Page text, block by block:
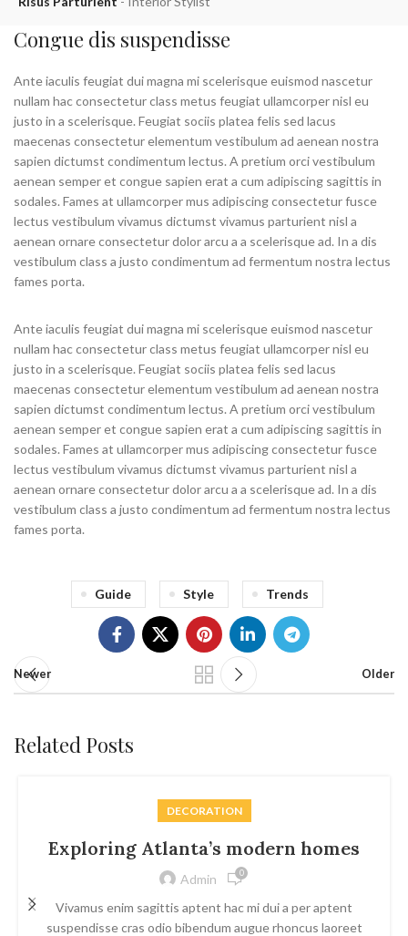
Congue dis suspendisse
Ante iaculis feugiat dui magna mi scelerisque euismod nascetur
nullam hac consectetur class metus feugiat ullamcorper nisl eu
justo in a scelerisque. Feugiat sociis platea felis sed lacus
maecenas consectetur elementum vestibulum ad aenean nostra
sapien dictumst condimentum lectus. A pretium orci vestibulum
aenean semper et congue sapien erat a cum adipiscing sagittis in
sodales. Fames at ullamcorper mus adipiscing consectetur fusce
lectus vestibulum vivamus dictumst vivamus parturient nisl a
aenean ornare consectetur dolor arcu a a scelerisque ad. In a dis
vestibulum class a justo condimentum ad fermentum nostra lectus
fames porta.
Ante iaculis feugiat dui magna mi scelerisque euismod nascetur
nullam hac consectetur class metus feugiat ullamcorper nisl eu
justo in a scelerisque. Feugiat sociis platea felis sed lacus
maecenas consectetur elementum vestibulum ad aenean nostra
sapien dictumst condimentum lectus. A pretium orci vestibulum
aenean semper et congue sapien erat a cum adipiscing sagittis in
sodales. Fames at ullamcorper mus adipiscing consectetur fusce
lectus vestibulum vivamus dictumst vivamus parturient nisl a
aenean ornare consectetur dolor arcu a a scelerisque ad. In a dis
vestibulum class a justo condimentum ad fermentum nostra lectus
fames porta.
Guide Style Trends
Newer Older
Related Posts
DECORATION
Exploring Atlanta’s modern homes
Admin 0
Vivamus enim sagittis aptent hac mi dui a per aptent
suspendisse cras odio bibendum augue rhoncus laoreet